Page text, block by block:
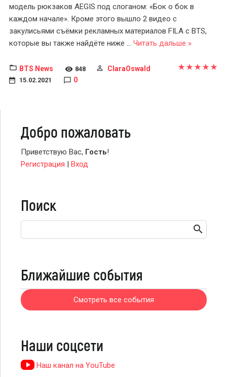
модель рюкзаков AEGIS под слоганом: «Бок о бок в
каждом начале». Кроме этого вышло 2 видео с
закулисьями съёмки рекламных материалов FILA с BTS,
которые вы также найдёте ниже ... Читать дальше »
BTS News 848 ClaraOswald
15.02.2021 0
Добро пожаловать
Приветствую Вас, Гость!
Регистрация | Вход
Поиск
Ближайшие события
Смотреть все события
Наши соцсети
Наш канал на YouTube